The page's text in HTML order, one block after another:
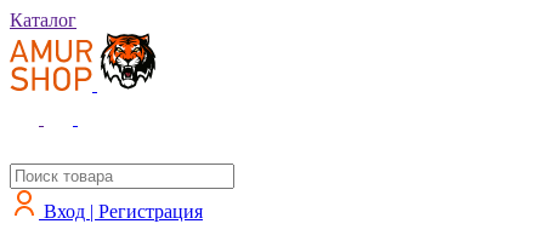
Каталог
Вход | Регистрация